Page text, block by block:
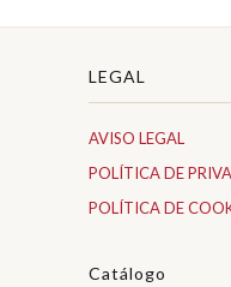
LEGAL
AVISO LEGAL
POLÍTICA DE
POLÍTICA DE
Catálogo